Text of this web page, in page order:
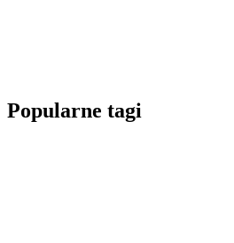
Popularne tagi